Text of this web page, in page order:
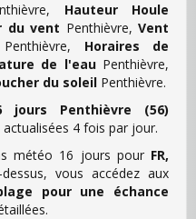
Hauteur Houle
du vent Penthièvre, Vent
Penthièvre, Horaires de
de l'eauPenthièvre,
du soleil Penthièvre.
jours Penthièvre (56)
4 fois par jour.
météo 16 jours pour FR,
vous accédez aux
pour une échance